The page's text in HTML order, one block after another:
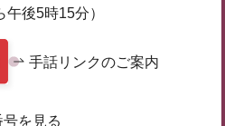
午後5時15分）
手話リンクのご案内
を見る